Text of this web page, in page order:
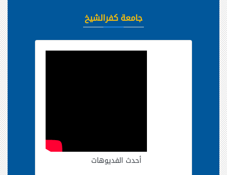
جامعة كفرالشيخ
أحدث الفديوهات